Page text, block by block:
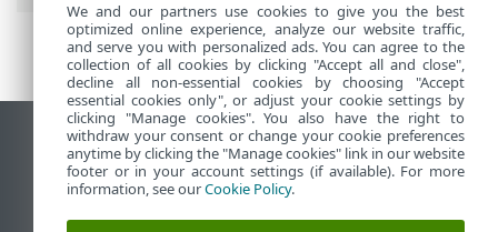
Rodyti darbalaukio tinklavietę
End of Life
ESET žinių bazė
We and our partners use cookies to give you the best
optimized online experience, analyze our website traffic,
and serve you with personalized ads. You can agree to the
collection of all cookies by clicking "Accept all and close",
decline all non-essential cookies by choosing "Accept
essential cookies only", or adjust your cookie settings by
clicking "Manage cookies". You also have the right to
withdraw your consent or change your cookie preferences
anytime by clicking the "Manage cookies" link in our website
footer or in your account settings (if available). For more
information, see ourCookie Policy.